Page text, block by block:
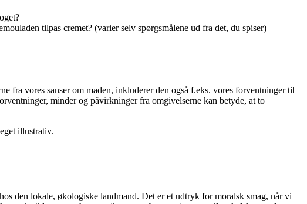
tilpas cremet? (varier selv spørgsmålene ud fra det, du spiser)
fra vores sanser om maden, inkluderer den også f.eks. vores forventninger til
minder og påvirkninger fra omgivelserne kan betyde, at to
illustrativ.
den lokale, økologiske landmand. Det er et udtryk for moralsk smag, når vi